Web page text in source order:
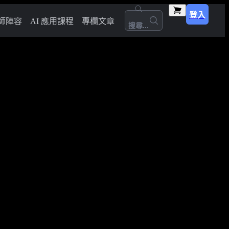
陣容 AI 應用課程 專欄文章 搜尋...
登入